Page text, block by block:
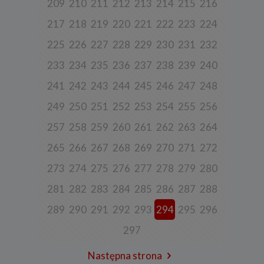
209 210 211 212 213 214 215 216
217 218 219 220 221 222 223 224
225 226 227 228 229 230 231 232
233 234 235 236 237 238 239 240
241 242 243 244 245 246 247 248
249 250 251 252 253 254 255 256
257 258 259 260 261 262 263 264
265 266 267 268 269 270 271 272
273 274 275 276 277 278 279 280
281 282 283 284 285 286 287 288
289 290 291 292 293 294 295 296
297
Następna strona
aktywności użytkownika na stronie).
Spółka przetwarza również dane, które użytkownik podaje w celu
nazwisko, adres e-mail.
4. Cel i podstawa przetwarzania danych
Twoje dane będą przetwarzane do celu:
użytkownik zarejestruje swoje konto lub skorzysta z usługi
b) dopasowania treści serwisu do zainteresowań użytkownika, a
także wykrywania nadużyć oraz pomiarów statystycznych i
udoskonalenia usług, będącego realizacją naszego prawnie
roszczeniami będącego realizacją naszego prawnie uzasadnionego
w tym interesu (podstawa z art. 6 ust. 1 lit. f RODO).
5. Wymóg podania danych
Podanie danych w celu realizacji usług jest niezbędne do